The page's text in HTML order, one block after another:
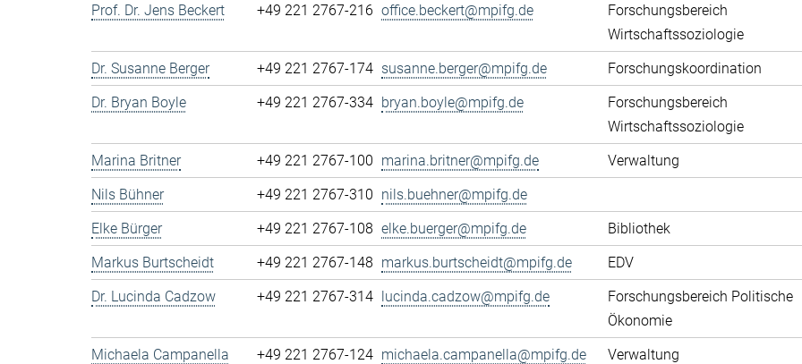
Prof. Dr. Jens Beckert
+49 221 2767-216 office.beckert@mpifg.de
Forschungsbereich
Wirtschaftssoziologie
Dr. Susanne Berger
+49 221 2767-174 susanne.berger@mpifg.de
Forschungskoordination
Dr. Bryan Boyle
+49 221 2767-334 bryan.boyle@mpifg.de
Forschungsbereich
Wirtschaftssoziologie
Marina Britner
+49 221 2767-100 marina.britner@mpifg.de
Verwaltung
Nils Bühner
+49 221 2767-310 nils.buehner@mpifg.de
Elke Bürger
+49 221 2767-108 elke.buerger@mpifg.de
Bibliothek
Markus Burtscheidt
+49 221 2767-148 markus.burtscheidt@mpifg.de
EDV
Dr. Lucinda Cadzow
+49 221 2767-314 lucinda.cadzow@mpifg.de
Forschungsbereich Politische
Ökonomie
Michaela Campanella
+49 221 2767-124 michaela.campanella@mpifg.de
Verwaltung